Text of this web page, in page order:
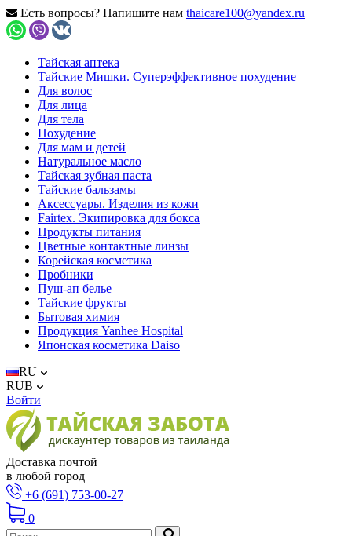
Есть вопросы? Напишите нам thaicare100@yandex.ru
Тайская аптека
Тайские Мишки. Суперэффективное похудение
Для волос
Для лица
Для тела
Похудение
Для мам и детей
Натуральное масло
Тайская зубная паста
Тайские бальзамы
Аксессуары. Изделия из кожи
Fairtex. Экипировка для бокса
Продукты питания
Цветные контактные линзы
Корейская косметика
Пробники
Пуш-ап белье
Тайские фрукты
Бытовая химия
Продукция Yanhee Hospital
Японская косметика Daiso
RU
RUB
Войти
Доставка почтой
в любой город
+6 (691) 753-00-27
0